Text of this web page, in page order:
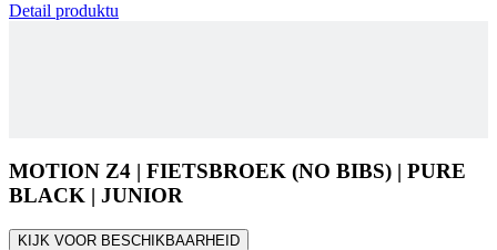
Detail produktu
MOTION Z4 | FIETSBROEK (NO BIBS) | PURE
BLACK | JUNIOR
KIJK VOOR BESCHIKBAARHEID